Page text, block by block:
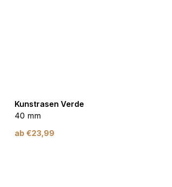
Kunstrasen Verde
40 mm
ab €23,99